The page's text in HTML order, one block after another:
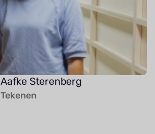
Aafke Sterenberg
Tekenen